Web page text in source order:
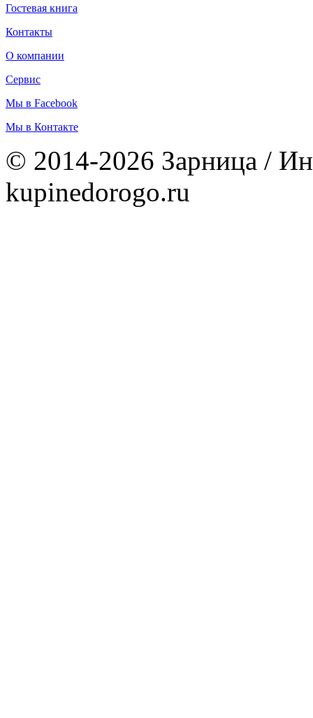
Гостевая книга
Контакты
О компании
Сервис
Мы в Facebook
Мы в Контакте
© 2014-2026 Зарница /
kupinedorogo.ru